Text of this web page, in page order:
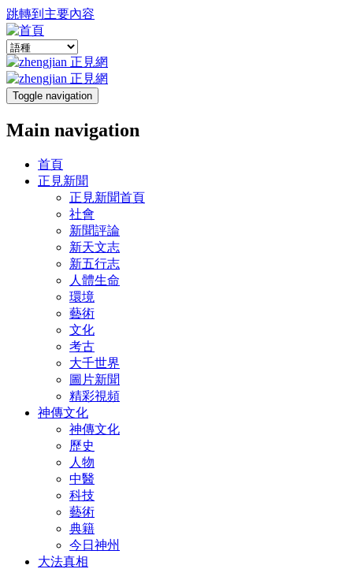
跳轉到主要內容
Toggle navigation
Main navigation
首頁
正見新聞
正見新聞首頁
社會
新聞評論
新天文志
新五行志
人體生命
環境
藝術
文化
考古
大千世界
圖片新聞
精彩視頻
神傳文化
神傳文化
歷史
人物
中醫
科技
藝術
典籍
今日神州
大法真相